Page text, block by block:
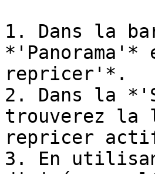
1. Dans la
*'Panorama'*
repricer'*.
2. Dans la
trouverez la
repricer
3. En